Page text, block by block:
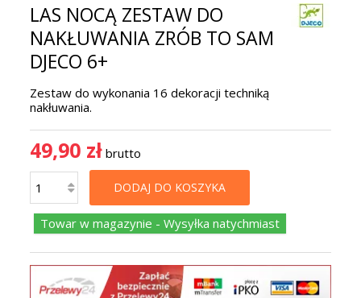
LAS NOCĄ ZESTAW DO
NAKŁUWANIA ZRÓB TO SAM
DJECO 6+
Zestaw do wykonania 16 dekoracji techniką
nakłuwania.
49,90 zł brutto
DODAJ DO KOSZYKA
Towar w magazynie - Wysyłka natychmiast